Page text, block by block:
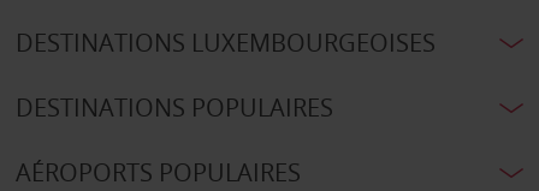
DESTINATIONS LUXEMBOURGEOISES
DESTINATIONS POPULAIRES
AÉROPORTS POPULAIRES